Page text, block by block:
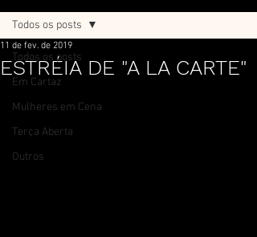
Todos os posts
Em Cartaz
Mulheres em Cena
Terça Aberta
Outros
Todos os posts
ESTRÉIA DE "A LA CARTE"
11 de fev. de 2019